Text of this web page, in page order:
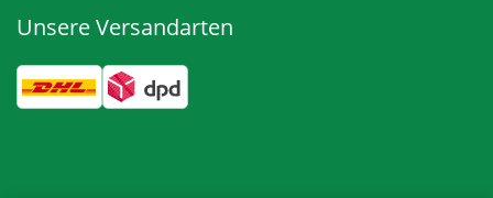
Unsere Versandarten